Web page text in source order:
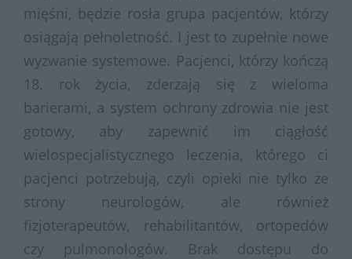
mięśni, będzie rosła grupa pacjentów, którzy
osiągają pełnoletność. I jest to zupełnie nowe
wyzwanie systemowe. Pacjenci, którzy kończą
18. rok życia, zderzają się z wieloma
barierami, a system ochrony zdrowia nie jest
gotowy, aby zapewnić im ciągłość
wielospecjalistycznego leczenia, którego ci
pacjenci potrzebują, czyli opieki nie tylko ze
strony neurologów, ale również
fizjoterapeutów, rehabilitantów, ortopedów
czy pulmonologów. Brak dostępu do